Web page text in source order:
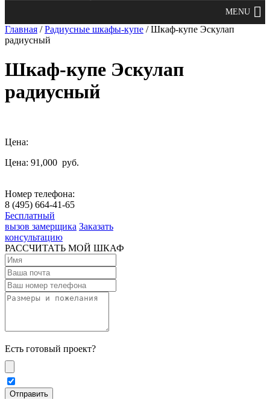
Главная /Радиусные шкафы-купе / Шкаф-купе Эскулап
радиусный
Шкаф-купе Эскулап
радиусный
Цена:
Цена: 91,000 руб.
Номер телефона:
8 (495) 664-41-65
Бесплатный
вызов замерщика Заказать
консультацию
РАССЧИТАТЬ МОЙ ШКАФ
Есть готовый проект?